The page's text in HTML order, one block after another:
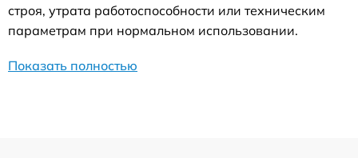
строя, утрата работоспособности или техническим
параметрам при нормальном использовании.
Показать полностью